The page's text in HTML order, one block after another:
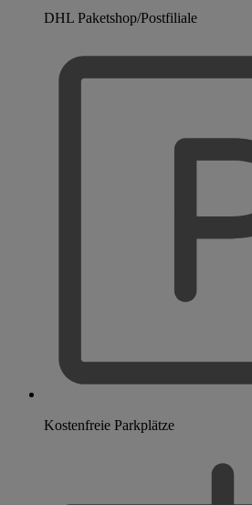
DHL Paketshop/Postfiliale
Kostenfreie Parkplätze